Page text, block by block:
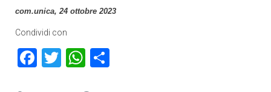
com.unica, 24 ottobre 2023
Condividi con
Facebook
TwitterWhatsApp